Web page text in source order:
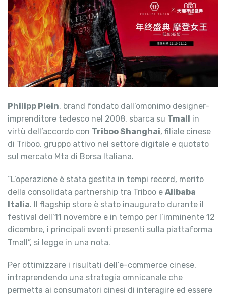
Philipp Plein, brand fondato dall’omonimo designer-
imprenditore tedesco nel 2008, sbarca su Tmall in
virtù dell’accordo con Triboo Shanghai, filiale cinese
di Triboo, gruppo attivo nel settore digitale e quotato
sul mercato Mta di Borsa Italiana.
“L’operazione è stata gestita in tempi record, merito
della consolidata partnership tra Triboo e Alibaba
Italia. Il flagship store è stato inaugurato durante il
festival dell’11 novembre e in tempo per l’imminente 12
dicembre, i principali eventi presenti sulla piattaforma
Tmall”, si legge in una nota.
Per ottimizzare i risultati dell’e-commerce cinese,
intraprendendo una strategia omnicanale che
permetta ai consumatori cinesi di interagire ed essere